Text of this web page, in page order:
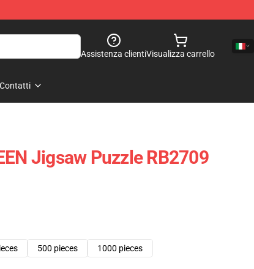
Assistenza clientiVisualizza carrello
Contatti
Jigsaw Puzzle RB2709
500 pieces 1000 pieces